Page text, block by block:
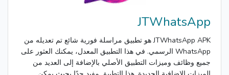
JTWhatsApp
JTWhatsApp APK هو تطبيق مراسلة فورية شائع تم تعديله من
WhatsApp الرسمي. في هذا التطبيق المعدل، يمكنك العثور على
جميع وظائف وميزات التطبيق الأصلي بالإضافة إلى العديد من